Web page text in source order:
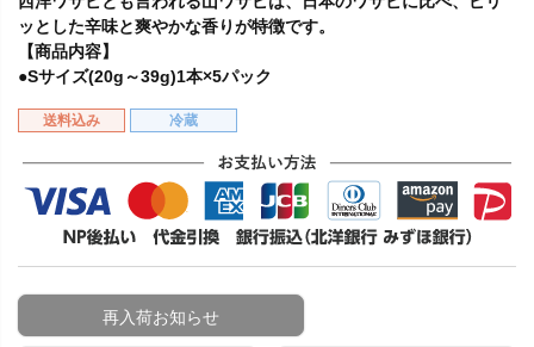
ッとした辛味と爽やかな香りが特徴です。
【商品内容】
●Sサイズ(20g～39g)1本×5パック
送料込み 冷蔵
再入荷お知らせ